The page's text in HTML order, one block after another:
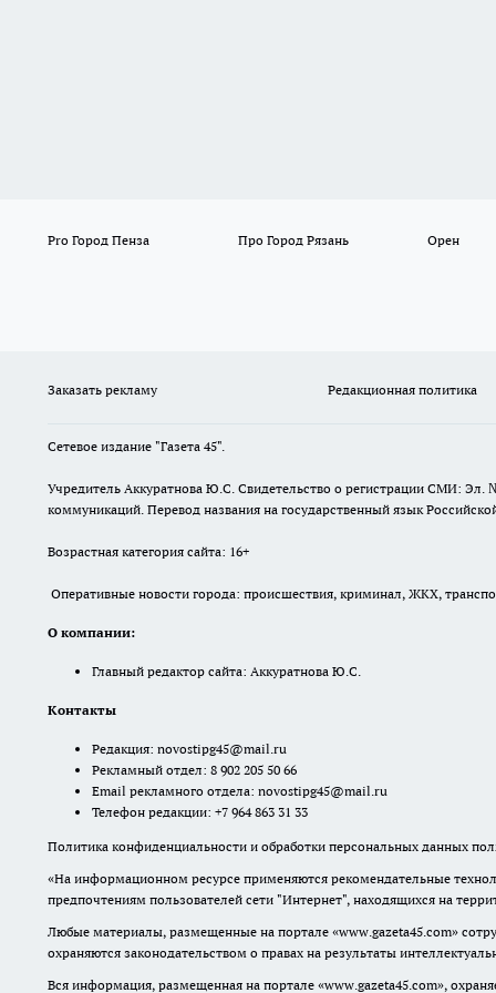
Pro Город Пенза Про Город Рязань Орен
Заказать рекламу Редакционная политика
Сетевое издание "Газета 45".
Учредитель Аккуратнова Ю.С. Свидетельство о регистрации СМИ: Эл.
коммуникаций. Перевод названия на государственный язык
Возрастная категория сайта: 16+
Оперативные новости города: происшествия, криминал, ЖКХ,
О компании:
Главный редактор сайта: Аккуратнова Ю.С.
Контакты
Редакция: novostipg45@mail.ru
Рекламный отдел: 8 902 205 50 66
Email рекламного отдела: novostipg45@mail.ru
Телефон редакции: +7 964 863 31 33
Политика конфиденциальности и обработки персональных данных
«На информационном ресурсе применяются рекомендательные
предпочтениям пользователей сети "Интернет", находящихся на
Любые материалы, размещенные на портале «www.gazeta45.com»
охраняются законодательством о правах на результаты
Вся информация, размещенная на портале «www.gazeta45.com»,